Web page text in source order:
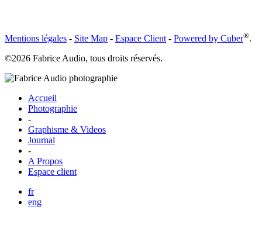
Mentions légales - Site Map - Espace Client - Powered by Cuber®.
©2026 Fabrice Audio, tous droits réservés.
Accueil
Photographie
-
Graphisme & Videos
Journal
-
A Propos
Espace client
fr
eng